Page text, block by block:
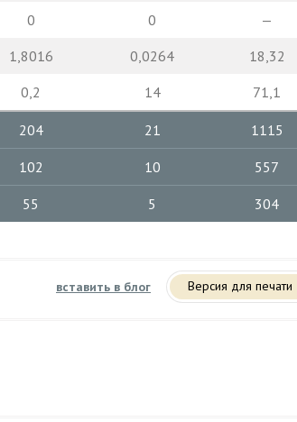
0 0
—
1,8016 0,0264
18,32
0,2 14 71,1
204 21 1115
102 10 557
55 5 304
вставить в блог Версия для печати